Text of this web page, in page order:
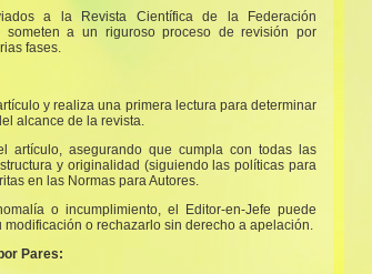
a la Revista Científica de la Federación
someten a un riguroso proceso de revisión por
fases.
y realiza una primera lectura para determinar
alcance de la revista.
artículo, asegurando que cumpla con todas las
y originalidad (siguiendo las políticas para
en las Normas para Autores.
o incumplimiento, el Editor-en-Jefe puede
o rechazarlo sin derecho a apelación.
Pares: